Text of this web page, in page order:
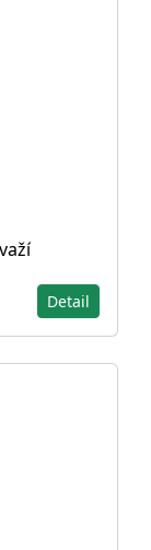
Detail